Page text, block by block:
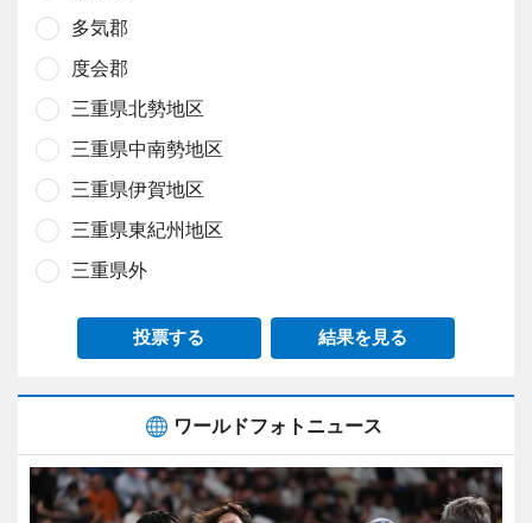
多気郡
度会郡
三重県北勢地区
三重県中南勢地区
三重県伊賀地区
三重県東紀州地区
三重県外
投票する 結果を見る
ワールドフォトニュース